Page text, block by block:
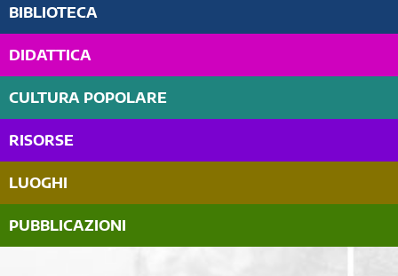
BIBLIOTECA
DIDATTICA
CULTURA POPOLARE
RISORSE
LUOGHI
PUBBLICAZIONI